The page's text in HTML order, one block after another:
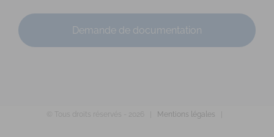
Demande de documentation
© Tous droits réservés - Mentions légales